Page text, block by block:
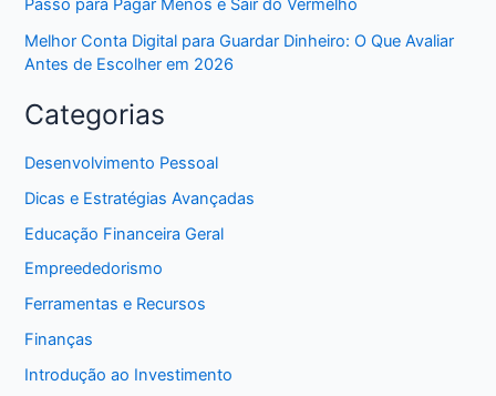
Passo para Pagar Menos e Sair do Vermelho
Melhor Conta Digital para Guardar Dinheiro: O Que Avaliar
Antes de Escolher em 2026
Categorias
Desenvolvimento Pessoal
Dicas e Estratégias Avançadas
Educação Financeira Geral
Empreededorismo
Ferramentas e Recursos
Finanças
Introdução ao Investimento